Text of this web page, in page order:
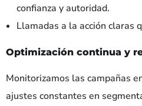
confianza y autoridad.
Llamadas a la acción claras
Optimización continua y
Monitorizamos las campañas
ajustes constantes en